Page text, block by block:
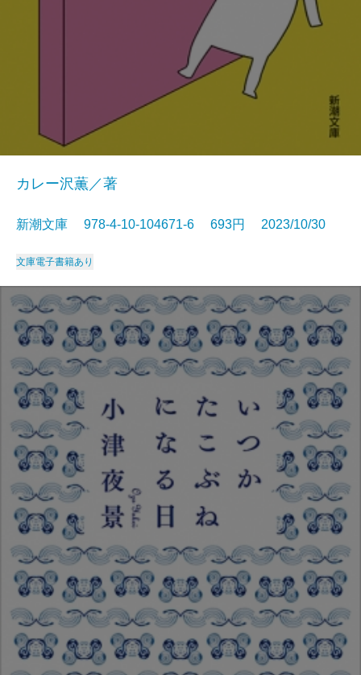
カレー沢薫／著
新潮文庫 978-4-10-104671-6 693円 2023/10/30
文庫電子書籍あり